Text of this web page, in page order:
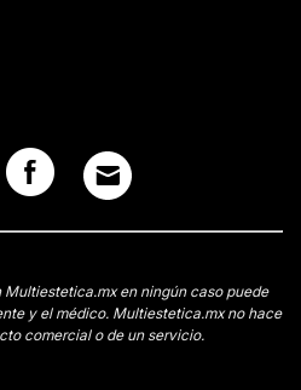
en ningún caso puede
y el médico. Multiestetica.mx no hace
comercial o de un servicio.